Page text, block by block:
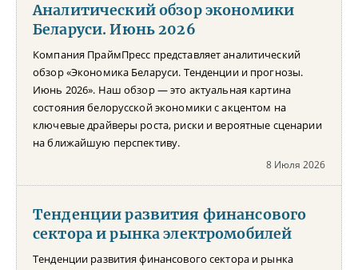
Аналитический обзор экономики
Беларуси. Июнь 2026
Компания ПраймПресс представляет аналитический
обзор «Экономика Беларуси. Тенденции и прогнозы.
Июнь 2026». Наш обзор — это актуальная картина
состояния белорусской экономики с акцентом на
ключевые драйверы роста, риски и вероятные сценарии
на ближайшую перспективу.
8 Июля 2026
Тенденции развития финансового
сектора и рынка электромобилей
Тенденции развития финансового сектора и рынка